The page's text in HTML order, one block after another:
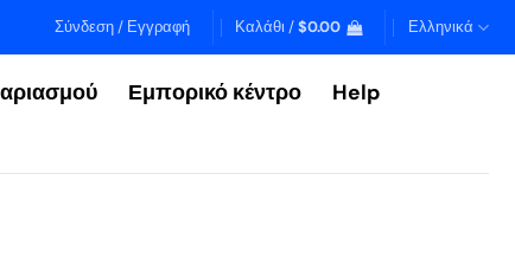
Σύνδεση / Εγγραφή Καλάθι /$0.00 Ελληνικά
Εμπορικό κέντρο
Help